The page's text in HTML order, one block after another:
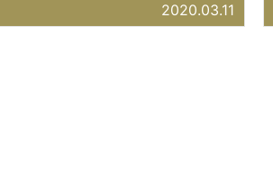
2020.03.11